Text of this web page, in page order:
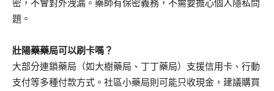
密，不會對外洩漏。藥師有保密義務，不需要擔心個人隱私問
題。
壯陽藥藥局可以刷卡嗎？
大部分連鎖藥局（如大樹藥局、丁丁藥局）支援信用卡、行動
支付等多種付款方式。社區小藥局則可能只收現金，建議購買